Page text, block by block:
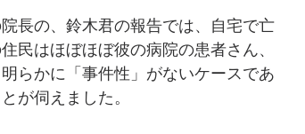
長の、鈴木君の報告では、自宅で亡
民はほぼほぼ彼の病院の患者さん、
らかに「事件性」がないケースであ
が伺えました。